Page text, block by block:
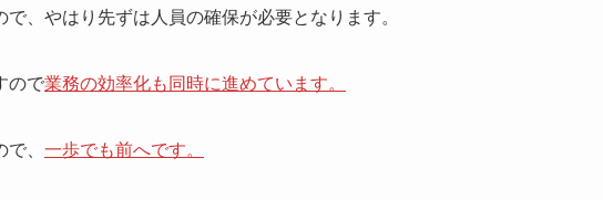
、やはり先ずは人員の確保が必要となります。
ので業務の効率化も同時に進めています。
、 一歩でも前へです。